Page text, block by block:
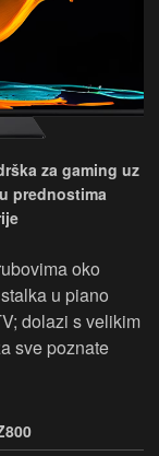
za gaming uz
prednostima
oko
u piano
dolazi s velikim
sve poznate